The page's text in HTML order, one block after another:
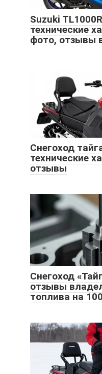
Suzuki
технические
фото, отзывы
Снегоход
технические
отзывы
Снегоход
отзывы
топлива на